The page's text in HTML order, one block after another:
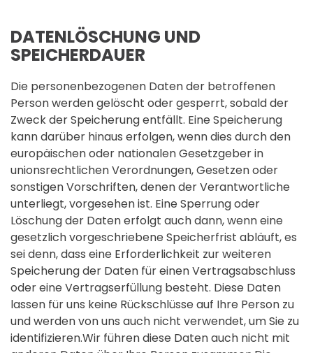
DATENLÖSCHUNG UND
SPEICHERDAUER
Die personenbezogenen Daten der betroffenen
Person werden gelöscht oder gesperrt, sobald der
Zweck der Speicherung entfällt. Eine Speicherung
kann darüber hinaus erfolgen, wenn dies durch den
europäischen oder nationalen Gesetzgeber in
unionsrechtlichen Verordnungen, Gesetzen oder
sonstigen Vorschriften, denen der Verantwortliche
unterliegt, vorgesehen ist. Eine Sperrung oder
Löschung der Daten erfolgt auch dann, wenn eine
gesetzlich vorgeschriebene Speicherfrist abläuft, es
sei denn, dass eine Erforderlichkeit zur weiteren
Speicherung der Daten für einen Vertragsabschluss
oder eine Vertragserfüllung besteht. Diese Daten
lassen für uns keine Rückschlüsse auf Ihre Person zu
und werden von uns auch nicht verwendet, um Sie zu
identifizieren.Wir führen diese Daten auch nicht mit